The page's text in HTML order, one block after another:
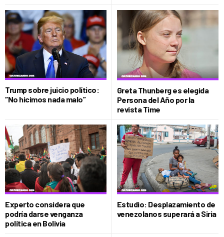
Trump sobre juicio político:
“No hicimos nada malo”
Greta Thunberg es elegida
Persona del Año por la
revista Time
Experto considera que
podría darse venganza
política en Bolivia
Estudio: Desplazamiento de
venezolanos superará a Siria